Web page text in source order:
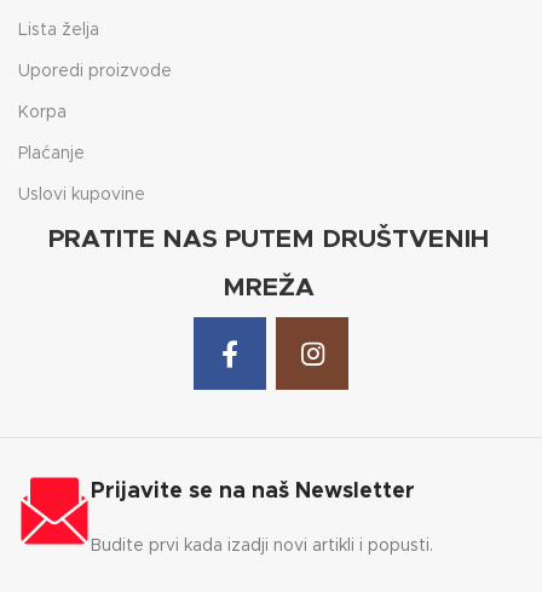
Lista želja
Uporedi proizvode
Korpa
Plaćanje
Uslovi kupovine
PRATITE NAS PUTEM DRUŠTVENIH
MREŽA
Prijavite se na naš Newsletter
Budite prvi kada izadji novi artikli i popusti.